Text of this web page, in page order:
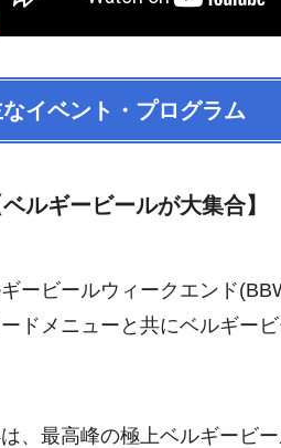
イベント・プログラム
ベルギービールが大集合】
ービールウィークエンド
ドメニューと共にベルギー
、最高峰の極上ベルギービ